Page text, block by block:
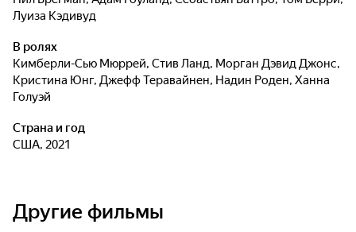
Луиза Кэдивуд
В ролях
Кимберли-Сью Мюррей, Стив Ланд, Морган Дэвид Джонс,
Кристина Юнг, Джефф Теравайнен, Надин Роден, Ханна
Голуэй
Страна и год
США, 2021
Другие фильмы